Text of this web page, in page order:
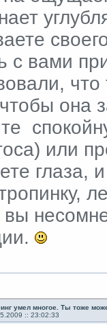
с вами
она
или
глаза,
вы
умел многое. Ты тоже
:: 23:02:33